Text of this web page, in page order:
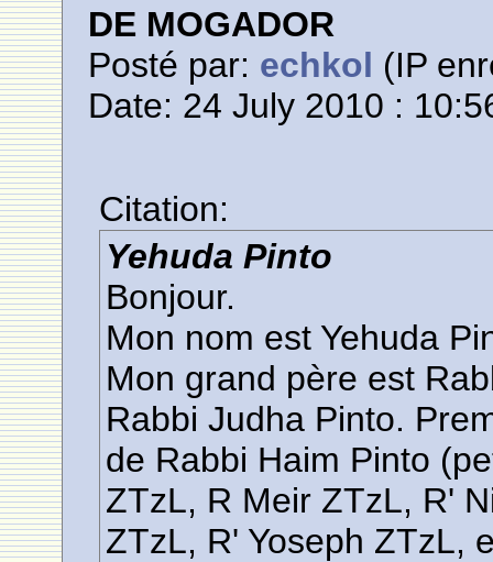
DE MOGADOR
Posté par: echkol (IP
Date: 24 July 2010 :
Citation:
Yehuda Pinto
Bonjour.
Mon nom est Yehuda
Mon grand père est
Rabbi Judha Pinto.
de Rabbi Haim Pinto
ZTzL, R Meir ZTzL, R'
ZTzL, R' Yoseph ZTzL,